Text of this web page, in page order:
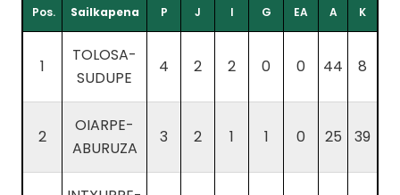
Pos. Sailkapena P J I G EA A K
1
TOLOSA-
SUDUPE
4 2 2 0 0 44 8
2
OIARPE-
ABURUZA
3 2 1 1 0 25 39